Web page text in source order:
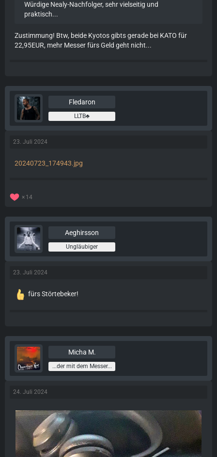
Würdige Nealy-Nachfolger, sehr vielseitig und
praktisch...
Zustimmung! Btw, beide Kyotos gibts gerade bei KATO für
22,95EUR, mehr Messer fürs Geld geht nicht...
Fledaron
LLTB♣️
23. Juli 2024
20240723_174943.jpg
14
Aeghirsson
Ungläubiger
23. Juli 2024
fürs Störtebeker!
Micha M.
...der mit dem Messer...
24. Juli 2024